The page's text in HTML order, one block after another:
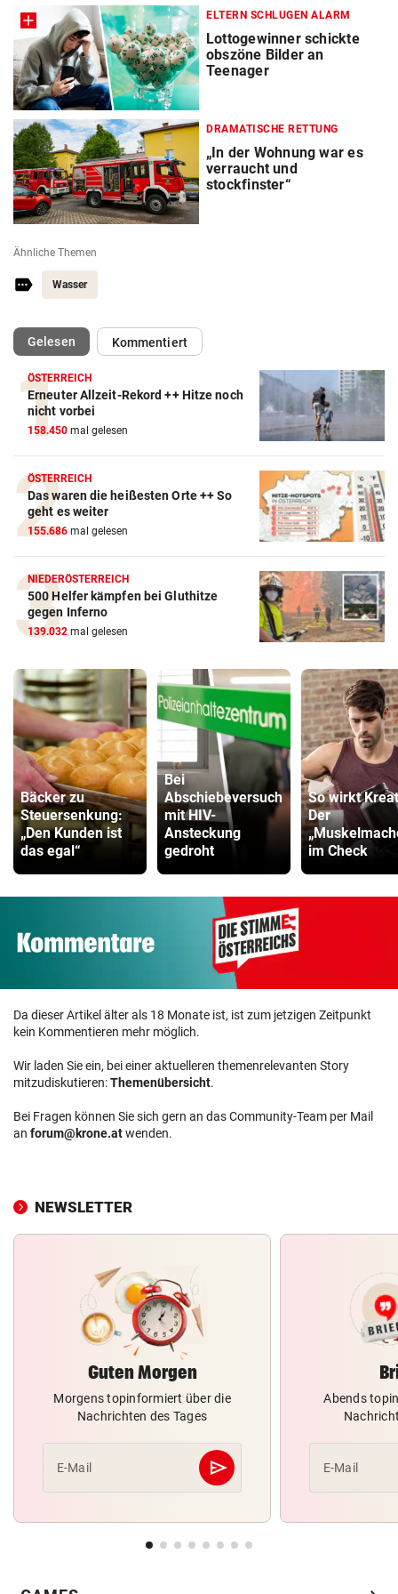
ELTERN SCHLUGEN ALARM
Lottogewinner schickte
obszöne Bilder an
Teenager
DRAMATISCHE RETTUNG
„In der Wohnung war es
verraucht und
stockfinster“
Ähnliche Themen
Wasser
Gelesen(ausgewählt)Kommentiert
ÖSTERREICH
Erneuter Allzeit-Rekord ++ Hitze noch
nicht vorbei
158.450 mal gelesen
ÖSTERREICH
Das waren die heißesten Orte ++ So
geht es weiter
155.686 mal gelesen
NIEDERÖSTERREICH
500 Helfer kämpfen bei Gluthitze
gegen Inferno
139.032 mal gelesen
Bäcker zu
Steuersenkung:
„Den Kunden ist
das egal“
Bei
Abschiebeversuch
mit HIV-
Ansteckung
gedroht
So wirkt
Der
im Check
Da dieser Artikel älter als 18 Monate ist, ist zum jetzigen Zeitpunkt
kein Kommentieren mehr möglich.
Wir laden Sie ein, bei einer aktuelleren themenrelevanten Story
mitzudiskutieren:Themenübersicht.
Bei Fragen können Sie sich gern an das Community-Team per Mail
an forum@krone.atwenden.
NEWSLETTER
Guten Morgen
Morgens topinformiert über die
Nachrichten des Tages
E-Mail send
Abschicken
Abends
E-Mail